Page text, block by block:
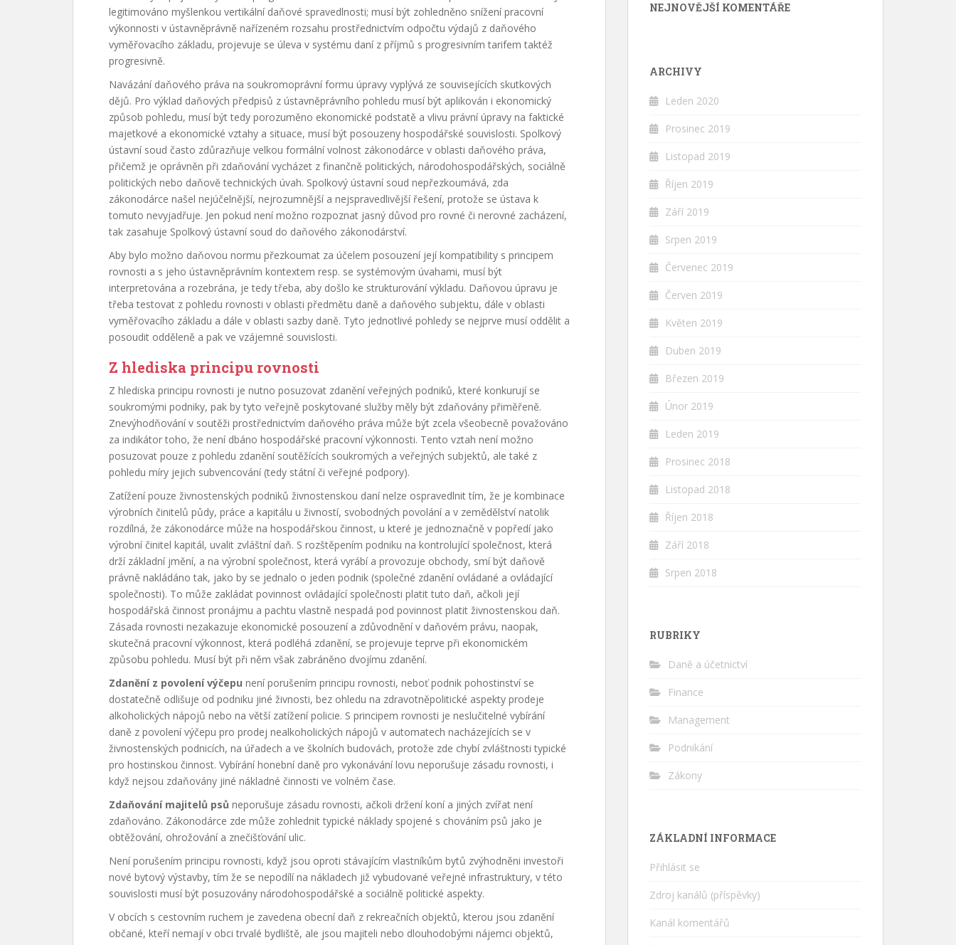
legitimováno myšlenkou vertikální daňové spravedlnosti; musí být zohledněno snížení pracovní
výkonnosti v ústavněprávně nařízeném rozsahu prostřednictvím odpočtu výdajů z daňového
vyměřovacího základu, projevuje se úleva v systému daní z příjmů s progresivním tarifem taktéž
progresivně.
Navázání daňového práva na soukromoprávní formu úpravy vyplývá ze souvisejících skutkových
dějů. Pro výklad daňových předpisů z ústavněprávního pohledu musí být aplikován i ekonomický
způsob pohledu, musí být tedy porozuměno ekonomické podstatě a vlivu právní úpravy na faktické
majetkové a ekonomické vztahy a situace, musí být posouzeny hospodářské souvislosti. Spolkový
ústavní soud často zdůrazňuje velkou formální volnost zákonodárce v oblasti daňového práva,
přičemž je oprávněn při zdaňování vycházet z finančně politických, národohospodářských, sociálně
politických nebo daňově technických úvah. Spolkový ústavní soud nepřezkoumává, zda
zákonodárce našel nejúčelnější, nejrozumnější a nejspravedlivější řešení, protože se ústava k
tomuto nevyjadřuje. Jen pokud není možno rozpoznat jasný důvod pro rovné či nerovné zacházení,
tak zasahuje Spolkový ústavní soud do daňového zákonodárství.
Aby bylo možno daňovou normu přezkoumat za účelem posouzení její kompatibility s principem
rovnosti a s jeho ústavněprávním kontextem resp. se systémovým úvahami, musí být
interpretována a rozebrána, je tedy třeba, aby došlo ke strukturování výkladu. Daňovou úpravu je
třeba testovat z pohledu rovnosti v oblasti předmětu daně a daňového subjektu, dále v oblasti
vyměřovacího základu a dále v oblasti sazby daně. Tyto jednotlivé pohledy se nejprve musí oddělit a
posoudit odděleně a pak ve vzájemné souvislosti.
Z hlediska principu rovnosti
Z hlediska principu rovnosti je nutno posuzovat zdanění veřejných podniků, které konkurují se
soukromými podniky, pak by tyto veřejně poskytované služby měly být zdaňovány přiměřeně.
Znevýhodňování v soutěži prostřednictvím daňového práva může být zcela všeobecně považováno
za indikátor toho, že není dbáno hospodářské pracovní výkonnosti. Tento vztah není možno
posuzovat pouze z pohledu zdanění soutěžících soukromých a veřejných subjektů, ale také z
pohledu míry jejich subvencování (tedy státní či veřejné podpory).
Zatížení pouze živnostenských podniků živnostenskou daní nelze ospravedlnit tím, že je kombinace
výrobních činitelů půdy, práce a kapitálu u živností, svobodných povolání a v zemědělství natolik
rozdílná, že zákonodárce může na hospodářskou činnost, u které je jednoznačně v popředí jako
výrobní činitel kapitál, uvalit zvláštní daň. S rozštěpením podniku na kontrolující společnost, která
drží základní jmění, a na výrobní společnost, která vyrábí a provozuje obchody, smí být daňově
právně nakládáno tak, jako by se jednalo o jeden podnik (společné zdanění ovládané a ovládající
společnosti). To může zakládat povinnost ovládající společnosti platit tuto daň, ačkoli její
hospodářská činnost pronájmu a pachtu vlastně nespadá pod povinnost platit živnostenskou daň.
Zásada rovnosti nezakazuje ekonomické posouzení a zdůvodnění v daňovém právu, naopak,
skutečná pracovní výkonnost, která podléhá zdanění, se projevuje teprve při ekonomickém
způsobu pohledu. Musí být při něm však zabráněno dvojímu zdanění.
Zdanění z povolení výčepu není porušením principu rovnosti, neboť podnik pohostinství se
dostatečně odlišuje od podniku jiné živnosti, bez ohledu na zdravotněpolitické aspekty prodeje
alkoholických nápojů nebo na větší zatížení policie. S principem rovnosti je neslučitelné vybírání
daně z povolení výčepu pro prodej nealkoholických nápojů v automatech nacházejících se v
živnostenských podnicích, na úřadech a ve školních budovách, protože zde chybí zvláštnosti typické
pro hostinskou činnost. Vybírání honební daně pro vykonávání lovu neporušuje zásadu rovnosti, i
když nejsou zdaňovány jiné nákladné činnosti ve volném čase.
Zdaňování majitelů psů neporušuje zásadu rovnosti, ačkoli držení koní a jiných zvířat není
zdaňováno. Zákonodárce zde může zohlednit typické náklady spojené s chováním psů jako je
obtěžování, ohrožování a znečišťování ulic.
Není porušením principu rovnosti, když jsou oproti stávajícím vlastníkům bytů zvýhodněni investoři
nové bytový výstavby, tím že se nepodílí na nákladech již vybudované veřejné infrastruktury, v této
souvislosti musí být posuzovány národohospodářské a sociálně politické aspekty.
V obcích s cestovním ruchem je zavedena obecní daň z rekreačních objektů, kterou jsou zdanění
občané, kteří nemají v obci trvalé bydliště, ale jsou majiteli nebo dlouhodobými nájemci objektů,
NEJNOVĚJŠÍ KOMENTÁŘE
ARCHIVY
Leden 2020
Prosinec 2019
Listopad 2019
Říjen 2019
Září 2019
Srpen 2019
Červenec 2019
Červen 2019
Květen 2019
Duben 2019
Březen 2019
Únor 2019
Leden 2019
Prosinec 2018
Listopad 2018
Říjen 2018
Září 2018
Srpen 2018
RUBRIKY
Daně a účetnictví
Finance
Management
Podnikání
Zákony
ZÁKLADNÍ INFORMACE
Přihlásit se
Zdroj kanálů (příspěvky)
Kanál komentářů